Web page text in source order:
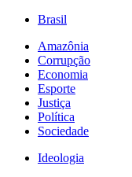
Brasil
Amazônia
Corrupção
Economia
Esporte
Justiça
Política
Sociedade
Ideologia